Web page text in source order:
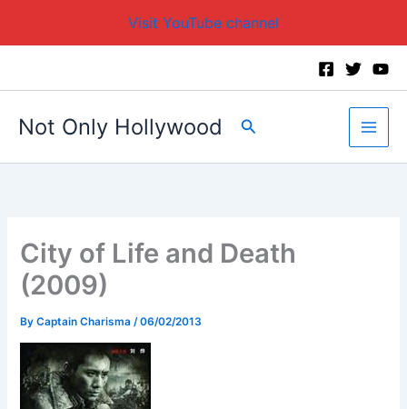
Visit YouTube channel
Not Only Hollywood Search
City of Life and Death
(2009)
ByCaptain Charisma /06/02/2013